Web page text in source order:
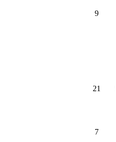
9
21
7